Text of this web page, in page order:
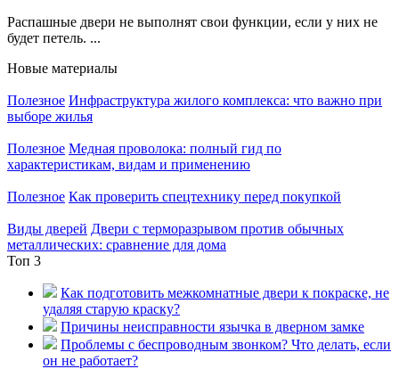
Распашные двери не выполнят свои функции, если у них не
будет петель. ...
Новые материалы
Полезное Инфраструктура жилого комплекса: что важно при
выборе жилья
Полезное Медная проволока: полный гид по
характеристикам, видам и применению
Полезное Как проверить спецтехнику перед покупкой
Виды дверей Двери с терморазрывом против обычных
металлических: сравнение для дома
Топ 3
Как подготовить межкомнатные двери к покраске, не
удаляя старую краску?
Причины неисправности язычка в дверном замке
Проблемы с беспроводным звонком? Что делать, если
он не работает?